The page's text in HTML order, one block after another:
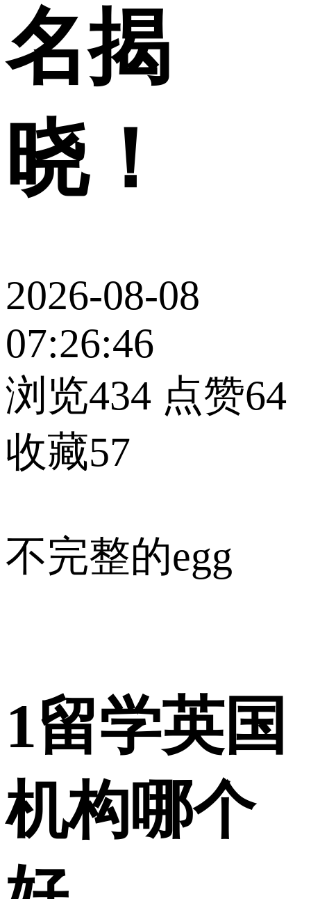
名揭
晓！
2026-08-08
07:26:46
浏览434 点赞64
收藏57
不完整的egg
1留学英国
机构哪个